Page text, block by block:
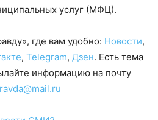
услуг (МФЦ).
где вам удобно: Новости,
, Telegram, Дзен. Есть тема
информацию на почту